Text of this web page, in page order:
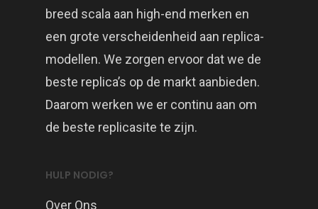
breed scala aan high-end merken en
een grote verscheidenheid aan replica-
modellen. We zorgen ervoor dat we de
beste replica’s op de markt aanbieden.
Daarom werken we er continu aan om
de beste replicasite te zijn.
HULP NODIG?
Over Ons